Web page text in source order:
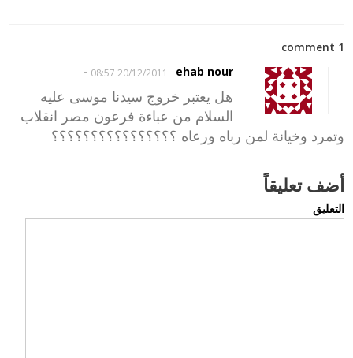
1 comment
ehab nour
20/12/2011 08:57
-
هل يعتبر خروج سيدنا موسى عليه
السلام من عباءة فرعون مصر انقلاب
وتمرد وخيانة لمن رباه ورعاه ؟؟؟؟؟؟؟؟؟؟؟؟؟؟؟؟
أضف تعليقاً
التعليق